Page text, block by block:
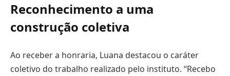
Reconhecimento a uma
construção coletiva
Ao receber a honraria, Luana destacou o caráter
coletivo do trabalho realizado pelo instituto. “Recebo